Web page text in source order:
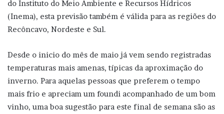
do Instituto do Meio Ambiente e Recursos Hídricos
(Inema), esta previsão também é válida para as regiões do
Recôncavo, Nordeste e Sul.
Desde o inicio do mês de maio já vem sendo registradas
temperaturas mais amenas, típicas da aproximação do
inverno. Para aquelas pessoas que preferem o tempo
mais frio e apreciam um foundi acompanhado de um bom
vinho, uma boa sugestão para este final de semana são as